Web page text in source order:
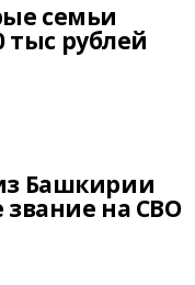
семьи
тыс рублей
Башкирии
на СВО